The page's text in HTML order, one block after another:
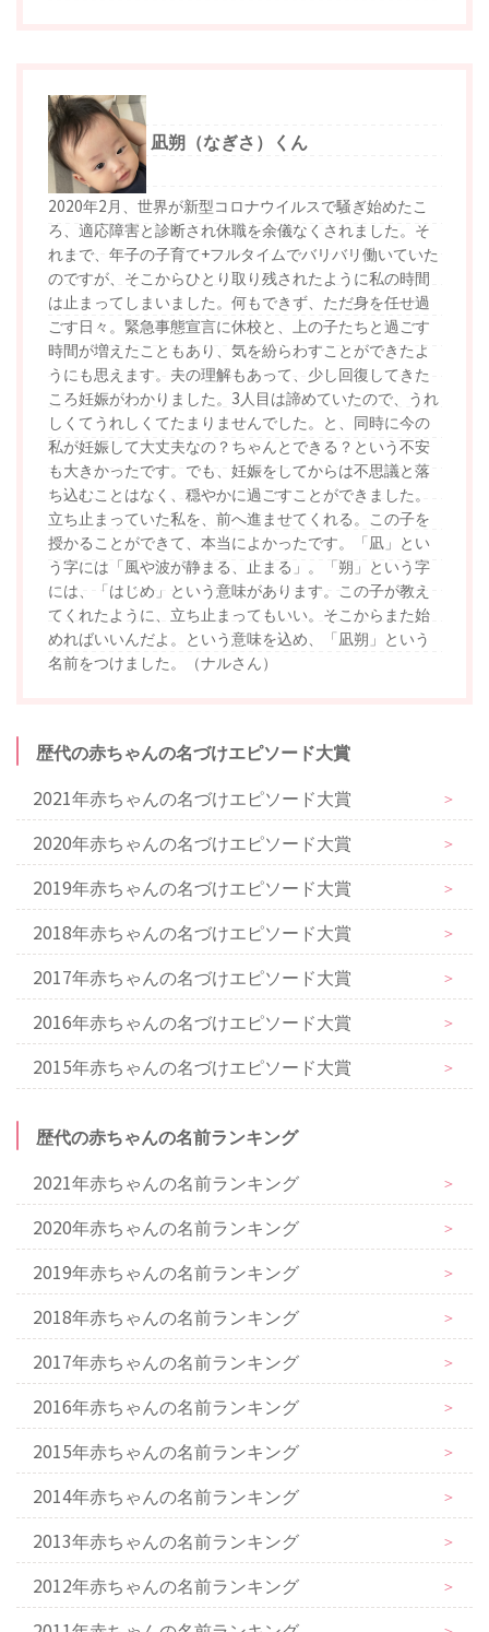
凪朔（なぎさ）くん
2020年2月、世界が新型コロナウイルスで騒ぎ始めたこ
ろ、適応障害と診断され休職を余儀なくされました。そ
れまで、年子の子育て+フルタイムでバリバリ働いていた
のですが、そこからひとり取り残されたように私の時間
は止まってしまいました。何もできず、ただ身を任せ過
ごす日々。緊急事態宣言に休校と、上の子たちと過ごす
時間が増えたこともあり、気を紛らわすことができたよ
うにも思えます。夫の理解もあって、少し回復してきた
ころ妊娠がわかりました。3人目は諦めていたので、うれ
しくてうれしくてたまりませんでした。と、同時に今の
私が妊娠して大丈夫なの？ちゃんとできる？という不安
も大きかったです。でも、妊娠をしてからは不思議と落
ち込むことはなく、穏やかに過ごすことができました。
立ち止まっていた私を、前へ進ませてくれる。この子を
授かることができて、本当によかったです。「凪」とい
う字には「風や波が静まる、止まる」。「朔」という字
には、「はじめ」という意味があります。この子が教え
てくれたように、立ち止まってもいい。そこからまた始
めればいいんだよ。という意味を込め、「凪朔」という
名前をつけました。（ナルさん）
歴代の赤ちゃんの名づけエピソード大賞
2021年赤ちゃんの名づけエピソード大賞
＞
2020年赤ちゃんの名づけエピソード大賞 ＞
2019年赤ちゃんの名づけエピソード大賞 ＞
2018年赤ちゃんの名づけエピソード大賞 ＞
2017年赤ちゃんの名づけエピソード大賞 ＞
2016年赤ちゃんの名づけエピソード大賞 ＞
2015年赤ちゃんの名づけエピソード大賞 ＞
歴代の赤ちゃんの名前ランキング
2021年赤ちゃんの名前ランキング
＞
2020年赤ちゃんの名前ランキング ＞
2019年赤ちゃんの名前ランキング ＞
2018年赤ちゃんの名前ランキング ＞
2017年赤ちゃんの名前ランキング ＞
2016年赤ちゃんの名前ランキング ＞
2015年赤ちゃんの名前ランキング ＞
2014年赤ちゃんの名前ランキング ＞
2013年赤ちゃんの名前ランキング ＞
2012年赤ちゃんの名前ランキング ＞